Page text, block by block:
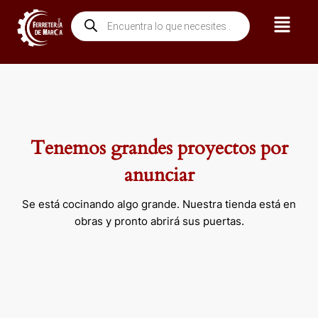
contenido
Búsqueda
de
productos
Menú
Tenemos grandes proyectos por
anunciar
Se está cocinando algo grande. Nuestra tienda está en
obras y pronto abrirá sus puertas.